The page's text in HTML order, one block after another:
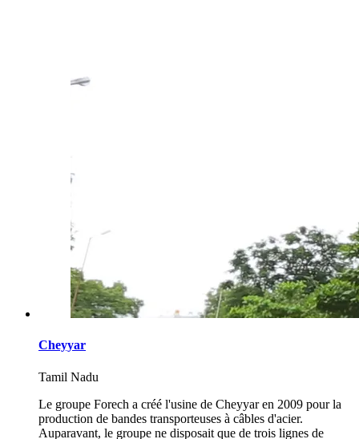
Cheyyar
Tamil Nadu
Le groupe Forech a créé l'usine de Cheyyar en 2009 pour la
production de bandes transporteuses à câbles d'acier.
Auparavant, le groupe ne disposait que de trois lignes de